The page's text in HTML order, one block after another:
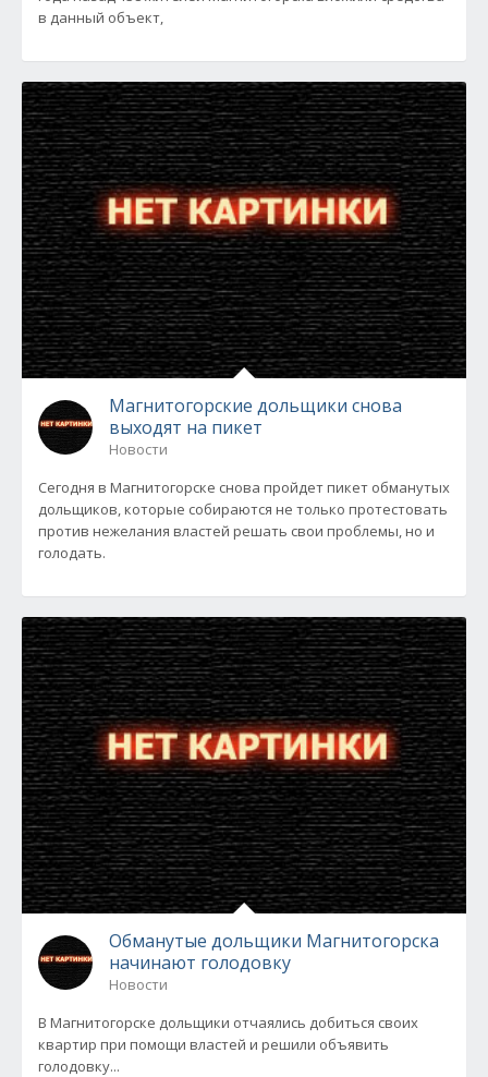
в данный объект,
Магнитогорские дольщики снова
выходят на пикет
Новости
Сегодня в Магнитогорске снова пройдет пикет обманутых
дольщиков, которые собираются не только протестовать
против нежелания властей решать свои проблемы, но и
голодать.
Обманутые дольщики Магнитогорска
начинают голодовку
Новости
В Магнитогорске дольщики отчаялись добиться своих
квартир при помощи властей и решили объявить
голодовку...